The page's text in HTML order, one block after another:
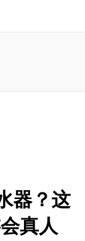
器？这
真人